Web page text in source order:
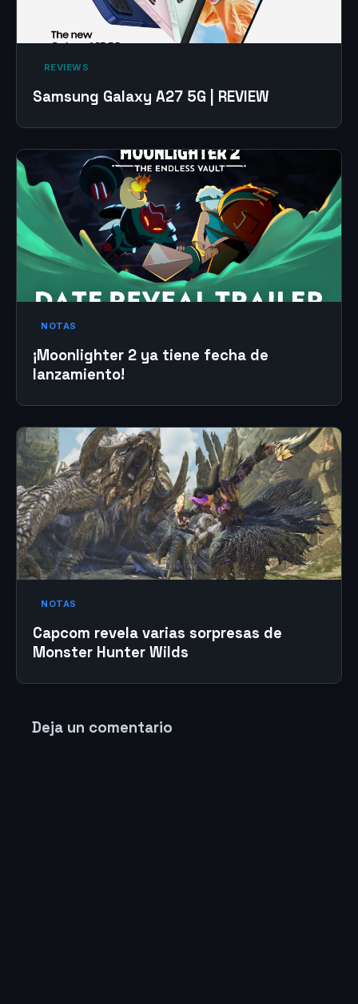
‎ REVIEWS‎
Samsung Galaxy A27 5G | REVIEW
NOTAS
¡Moonlighter 2 ya tiene fecha de
lanzamiento!
NOTAS
Capcom revela varias sorpresas de
Monster Hunter Wilds
Deja un comentario